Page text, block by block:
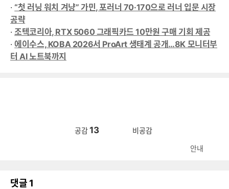
· “첫 러닝 워치 겨냥” 가민, 포러너 70·170으로 러너 입문 시장
공략
·조텍코리아, RTX 5060 그래픽카드 10만원 구매 기회 제공
·에이수스, KOBA 2026서 ProArt 생태계 공개…8K 모니터부
터 AI 노트북까지
공감13 비공감
안내
댓글 1